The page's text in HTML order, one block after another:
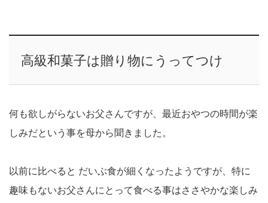
高級和菓子は贈り物にうってつけ
何も欲しがらないお父さんですが、最近おやつの時間が楽
しみだという事を母から聞きました。
以前に比べると だいぶ食が細くなったようですが、特に
趣味もないお父さんにとって食べる事はささやかな楽しみ